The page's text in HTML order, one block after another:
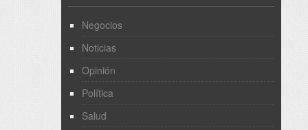
Negocios
Noticias
Opinión
Política
Salud